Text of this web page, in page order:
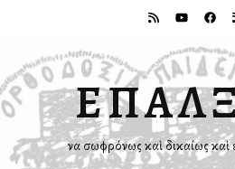
Ἵνα σωφρόνως καὶ δικαίως